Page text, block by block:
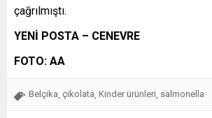
çağrılmıştı.
YENİ POSTA – CENEVRE
FOTO: AA
Belçika çikolata Kinder ürünleri salmonella